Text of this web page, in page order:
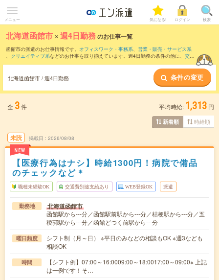
メニュー 気になる! ログイン 検索
北海道函館市 ×週4日勤務のお仕事一覧
函館市の派遣のお仕事情報です。 オフィスワーク・事務系、 営業・販売・サービス系
、 クリエイティブ系などのお仕事を取り揃えています。週4日勤務の条件の他に、 交通
北海道函館市 / 週4日勤務 条件の変更
全 3件 平均時給: 1,313 円
新着順 時給順
未読
NEW
掲載日 2026/08/08
【医療行為はナシ】時給1300円！病院で備品
のチェックなど＊
職種未経験OK 交通費別途支給あり WEB登録OK 派遣
勤務地 北海道函館市
函館駅から---分／函館駅前駅から---分／桔梗駅から---分／五
稜郭駅から---分／函館どつく前駅から---分
曜日頻度
シフト制（月～日） ※平日のみなどの相談もOK ※週3なども
相談OK
時間
【シフト例】07:00～16:0009:00～18:0017:00～09:00※ 上記
は一例です！そ…